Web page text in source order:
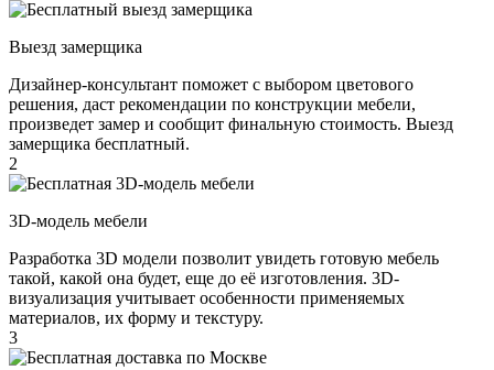
Выезд замерщика
Дизайнер-консультант поможет с выбором цветового
решения, даст рекомендации по конструкции мебели,
произведет замер и сообщит финальную стоимость. Выезд
замерщика бесплатный.
2
3D-модель мебели
Разработка 3D модели позволит увидеть готовую мебель
такой, какой она будет, еще до её изготовления. 3D-
визуализация учитывает особенности применяемых
материалов, их форму и текстуру.
3